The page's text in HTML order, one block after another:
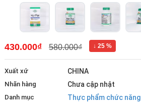
430.000₫ 580.000₫ ↓ 25 %
Xuất xứ CHINA
Nhãn hàng Chưa cập nhật
Danh mục Thực phẩm chức năng